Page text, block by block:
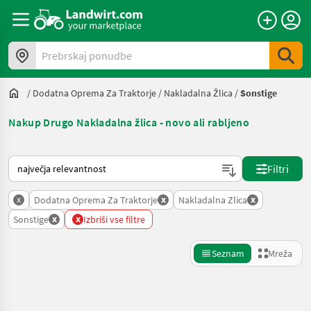
Prebrskaj ponudbe
/ Dodatna Oprema Za Traktorje / Nakladalna Žlica /Sonstige
Nakup Drugo Nakladalna žlica - novo ali rabljeno
Tako je razvrščeno na Landwirt.com
Filtri
x Dodatna Oprema Za Traktorje x Nakladalna Zlica x
Sonstige x x Izbriši vse filtre
Seznam Mreža